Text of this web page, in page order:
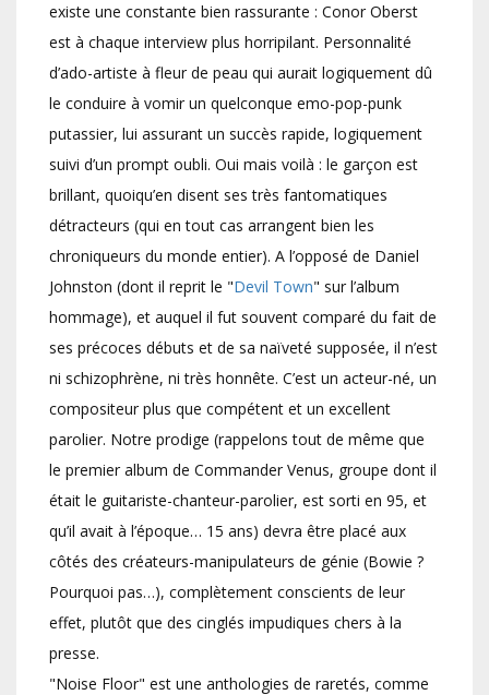
existe une constante bien rassurante : Conor Oberst
est à chaque interview plus horripilant. Personnalité
d’ado-artiste à fleur de peau qui aurait logiquement dû
le conduire à vomir un quelconque emo-pop-punk
putassier, lui assurant un succès rapide, logiquement
suivi d’un prompt oubli. Oui mais voilà : le garçon est
brillant, quoiqu’en disent ses très fantomatiques
détracteurs (qui en tout cas arrangent bien les
chroniqueurs du monde entier). A l’opposé de Daniel
Johnston (dont il reprit le "Devil Town" sur l’album
hommage), et auquel il fut souvent comparé du fait de
ses précoces débuts et de sa naïveté supposée, il n’est
ni schizophrène, ni très honnête. C’est un acteur-né, un
compositeur plus que compétent et un excellent
parolier. Notre prodige (rappelons tout de même que
le premier album de Commander Venus, groupe dont il
était le guitariste-chanteur-parolier, est sorti en 95, et
qu’il avait à l’époque… 15 ans) devra être placé aux
côtés des créateurs-manipulateurs de génie (Bowie ?
Pourquoi pas…), complètement conscients de leur
effet, plutôt que des cinglés impudiques chers à la
presse.
"Noise Floor" est une anthologies de raretés, comme